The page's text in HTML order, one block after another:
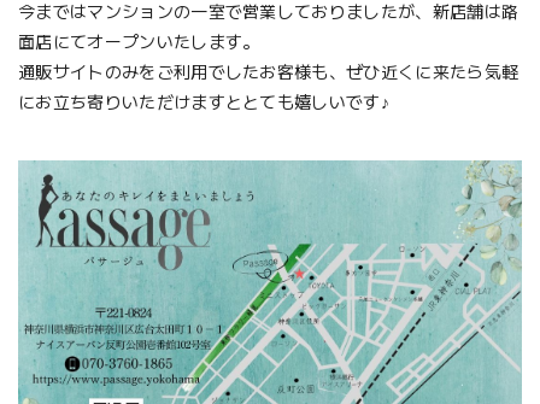
今まではマンションの一室で営業しておりましたが、新店舗は路
面店にてオープンいたします。
通販サイトのみをご利用でしたお客様も、ぜひ近くに来たら気軽
にお立ち寄りいただけますととても嬉しいです♪